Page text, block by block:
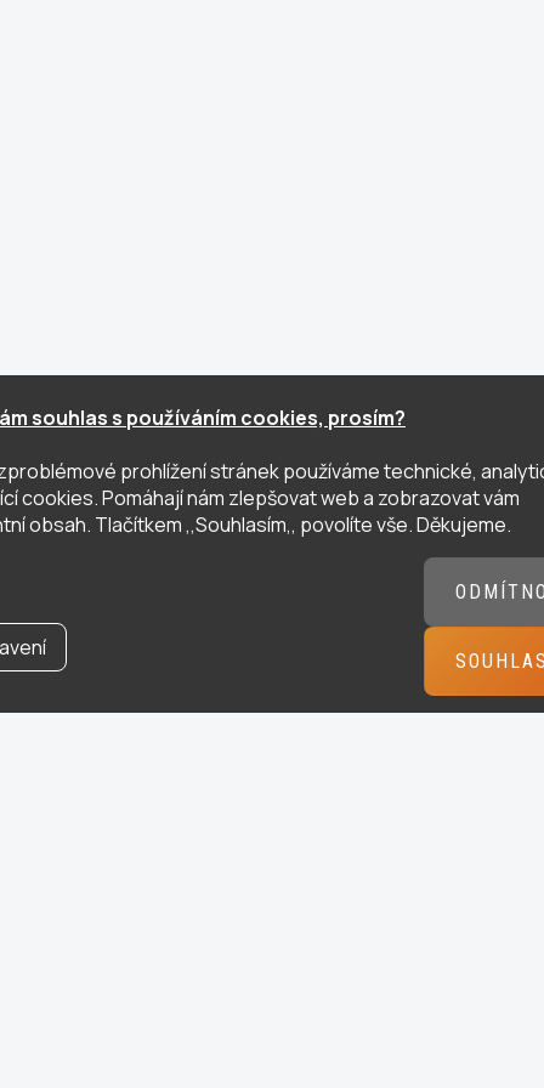
souhlas s používáním cookies, prosím?
prohlížení stránek používáme technické,
cookies. Pomáhají nám zlepšovat web a zobrazovat vám
obsah. Tlačítkem ,,Souhlasím,, povolíte vše. Děkujeme.